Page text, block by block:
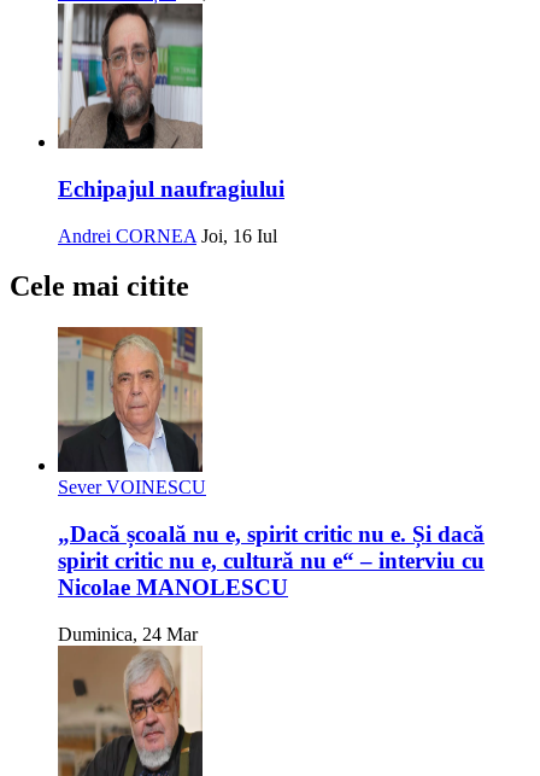
Echipajul naufragiului
Andrei CORNEA Joi, 16 Iul
Cele mai citite
Sever VOINESCU
„Dacă școală nu e, spirit critic nu e. Și dacă
spirit critic nu e, cultură nu e“ – interviu cu
Nicolae MANOLESCU
Duminica, 24 Mar